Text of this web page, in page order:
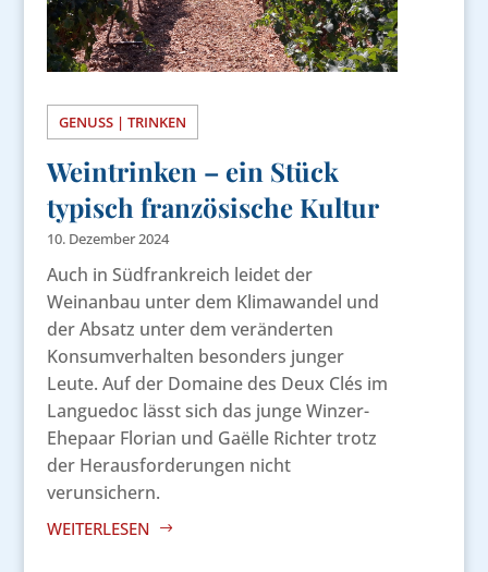
GENUSS | TRINKEN
Weintrinken – ein Stück
typisch französische Kultur
10. Dezember 2024
Auch in Südfrankreich leidet der
Weinanbau unter dem Klimawandel und
der Absatz unter dem veränderten
Konsumverhalten besonders junger
Leute. Auf der Domaine des Deux Clés im
Languedoc lässt sich das junge Winzer-
Ehepaar Florian und Gaëlle Richter trotz
der Herausforderungen nicht
verunsichern.
WEITERLESEN